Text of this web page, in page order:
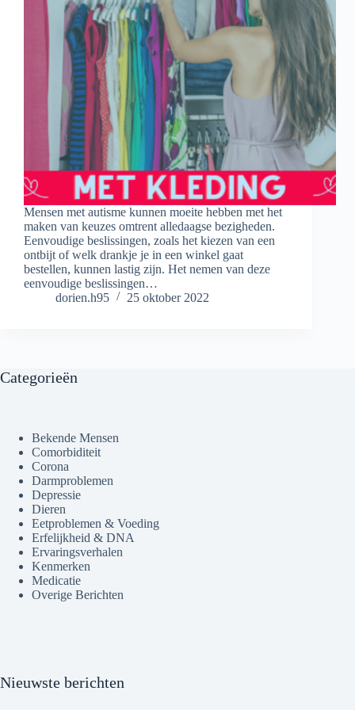
Mensen met autisme kunnen moeite hebben met het
maken van keuzes omtrent alledaagse bezigheden.
Eenvoudige beslissingen, zoals het kiezen van een
ontbijt of welk drankje je in een winkel gaat
bestellen, kunnen lastig zijn. Het nemen van deze
eenvoudige beslissingen…
dorien.h95
25 oktober 2022
Categorieën
Bekende Mensen
Comorbiditeit
Corona
Darmproblemen
Depressie
Dieren
Eetproblemen & Voeding
Erfelijkheid & DNA
Ervaringsverhalen
Kenmerken
Medicatie
Overige Berichten
Nieuwste berichten